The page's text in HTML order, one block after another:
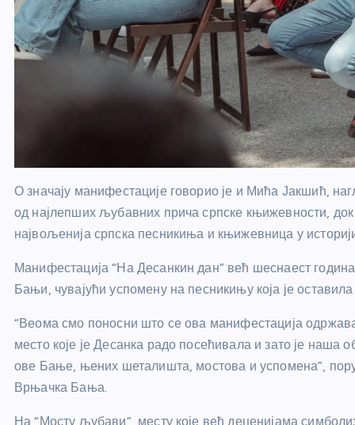
О значају манифестације говорио је и Мића Јакшић,
од најлепших љубавних прича српске књижевности,
највољенија српска песникиња и књижевница у
Манифестација “На Десанкин дан” већ шеснаест
Бањи, чувајући успомену на песникињу која је оставила
“Веома смо поносни што се ова манифестација
место које је Десанка радо посећивала и зато је
ове Бање, њених шеталишта, мостова и успомена”,
Врњачка Бања.
На “Мосту љубави”, месту које већ деценијама